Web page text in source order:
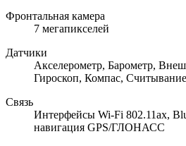
Фронтальная камера
7 мегапикселей
Датчики
Акселерометр, Барометр,
Гироскоп, Компас, Считывание
Связь
Интерфейсы Wi-Fi 802.11ax,
навигация GPS/ГЛОНАСС